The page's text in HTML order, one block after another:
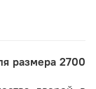
размера 2700